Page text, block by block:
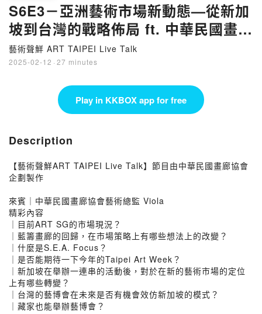
S6E3－亞洲藝術市場新動態—從新加
坡到台灣的戰略佈局 ft. 中華民國畫廊
協會藝術總監 Viola
藝術聲鮮 ART TAIPEI Live Talk
2025-02-12 · 27 minutes
Play in KKBOX app for free
Description
【藝術聲鮮ART TAIPEI Live Talk】節目由中華民國畫廊協會
企劃製作
來賓｜中華民國畫廊協會藝術總監 Viola
精彩內容
｜目前ART SG的市場現況？
｜藍籌畫廊的回歸，在市場策略上有哪些想法上的改變？
｜什麼是S.E.A. Focus？
｜是否能期待一下今年的Taipei Art Week？
｜新加坡在舉辦一連串的活動後，對於在新的藝術市場的定位
上有哪些轉變？
｜台灣的藝博會在未來是否有機會效仿新加坡的模式？
｜藏家也能舉辦藝博會？